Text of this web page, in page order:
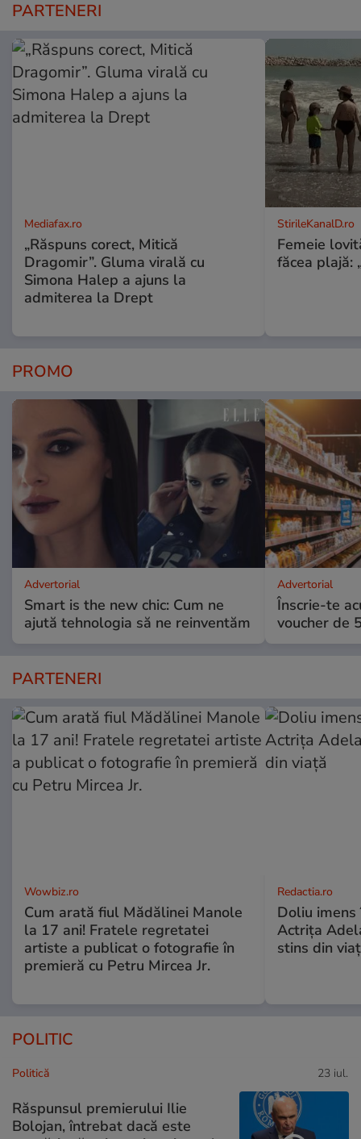
PARTENERI
Mediafax.ro
„Răspuns corect, Mitică
Dragomir”. Gluma virală cu
Simona Halep a ajuns la
admiterea la Drept
StirileKanalD.ro
Femeie
făcea plajă:
PROMO
Advertorial
Smart is the new chic: Cum ne
ajută tehnologia să ne reinventăm
Advertorial
Înscrie-te
voucher de
PARTENERI
Wowbiz.ro
Cum arată fiul Mădălinei Manole
la 17 ani! Fratele regretatei
artiste a publicat o fotografie în
premieră cu Petru Mircea Jr.
Redactia.ro
Doliu
Actrița
stins din
POLITIC
Politică 23 iul.
Răspunsul premierului Ilie
Bolojan, întrebat dacă este